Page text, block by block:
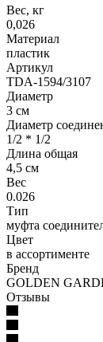
Вес, кг
0,026
Материал
пластик
Артикул
TDA-1594/3107
Диаметр
3 см
Диаметр
1/2 * 1/2
Длина общая
4,5 см
Вес
0.026
Тип
муфта
Цвет
в ассортименте
Бренд
GOLDEN
Отзывы